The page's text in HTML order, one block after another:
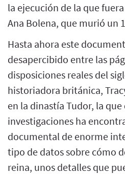
la ejecución de la que
Ana Bolena, que murió un
Hasta ahora este
desapercibido entre las
disposiciones reales del
historiadora británica,
en la dinastía Tudor, la que
investigaciones ha
documental de enorme
tipo de datos sobre cómo
reina, unos detalles que